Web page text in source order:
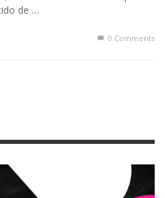
de …
0 Comments